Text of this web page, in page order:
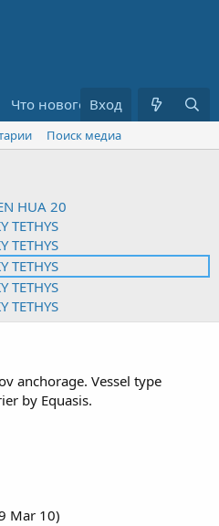
Что нового? Медиа
Вход
Поиск медиа
anchorage. Vessel type
by Equasis.
Mar 10)